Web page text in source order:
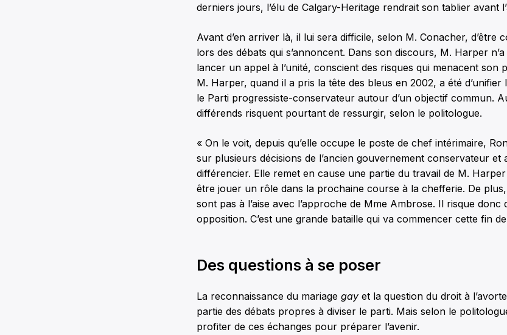
derniers jours, l’élu de Calgary-Heritage rendrait son tablier avant
Avant d’en arriver là, il lui sera difficile, selon M. Conacher, d’être
lors des débats qui s’annoncent. Dans son discours, M. Harper
lancer un appel à l’unité, conscient des risques qui menacent son
M. Harper, quand il a pris la tête des bleus en 2002, a été d’unifier
le Parti progressiste-conservateur autour d’un objectif commun.
différends risquent pourtant de ressurgir, selon le politologue.
« On le voit, depuis qu’elle occupe le poste de chef intérimaire,
sur plusieurs décisions de l’ancien gouvernement conservateur et
différencier. Elle remet en cause une partie du travail de M.
être jouer un rôle dans la prochaine course à la chefferie. De
sont pas à l’aise avec l’approche de Mme Ambrose. Il risque donc
opposition. C’est une grande bataille qui va commencer cette fin
Des questions à se poser
La reconnaissance du mariage gay et la question du droit à
partie des débats propres à diviser le parti. Mais selon le
profiter de ces échanges pour préparer l’avenir.